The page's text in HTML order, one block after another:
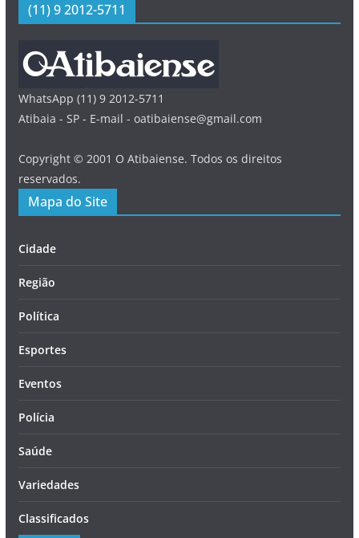
(11) 9 2012-5711
WhatsApp (11) 9 2012-5711
Atibaia - SP - E-mail - oatibaiense@gmail.com
Copyright © 2001 O Atibaiense. Todos os direitos
reservados.
Mapa do Site
Cidade
Região
Política
Esportes
Eventos
Polícia
Saúde
Variedades
Classificados